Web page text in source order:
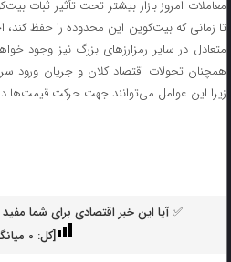
تا زمانی که بیت‌کوین این محدوده را حفظ کند،
متعادل در سایر رمزارزهای بزرگ نیز وجود
همچنان تحولات اقتصاد کلان و جریان ورود
زیرا این عوامل می‌توانند جهت حرکت قیمت‌ها
✅ آیا این خبر اقتصادی برای شما
[کل: 0